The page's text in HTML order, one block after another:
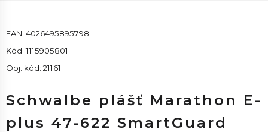
EAN: 4026495895798
Kód: 1115905801
Obj. kód: 21161
Schwalbe plášť Marathon E-
plus 47-622 SmartGuard